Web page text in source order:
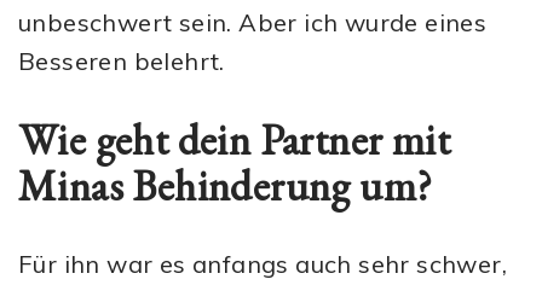
unbeschwert sein. Aber ich wurde eines
Besseren belehrt.
Wie geht dein Partner mit
Minas Behinderung um?
Für ihn war es anfangs auch sehr schwer,